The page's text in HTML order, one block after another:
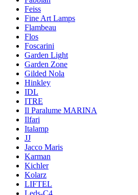
Feiss
Fine Art Lamps
Flambeau
Flos
Foscarini
Garden Light
Garden Zone
Gilded Nola
Hinkley
IDL
ITRE
Il Paralume MARINA
Ilfari
Italamp
JJ
Jacco Maris
Karman
Kichler
Kolarz
LIFTEL
Leds-C4